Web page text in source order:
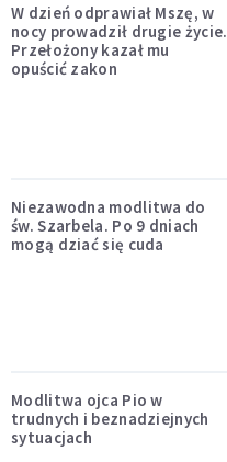
W dzień odprawiał Mszę, w
nocy prowadził drugie życie.
Przełożony kazał mu
opuścić zakon
Niezawodna modlitwa do
św. Szarbela. Po 9 dniach
mogą dziać się cuda
Modlitwa ojca Pio w
trudnych i beznadziejnych
sytuacjach